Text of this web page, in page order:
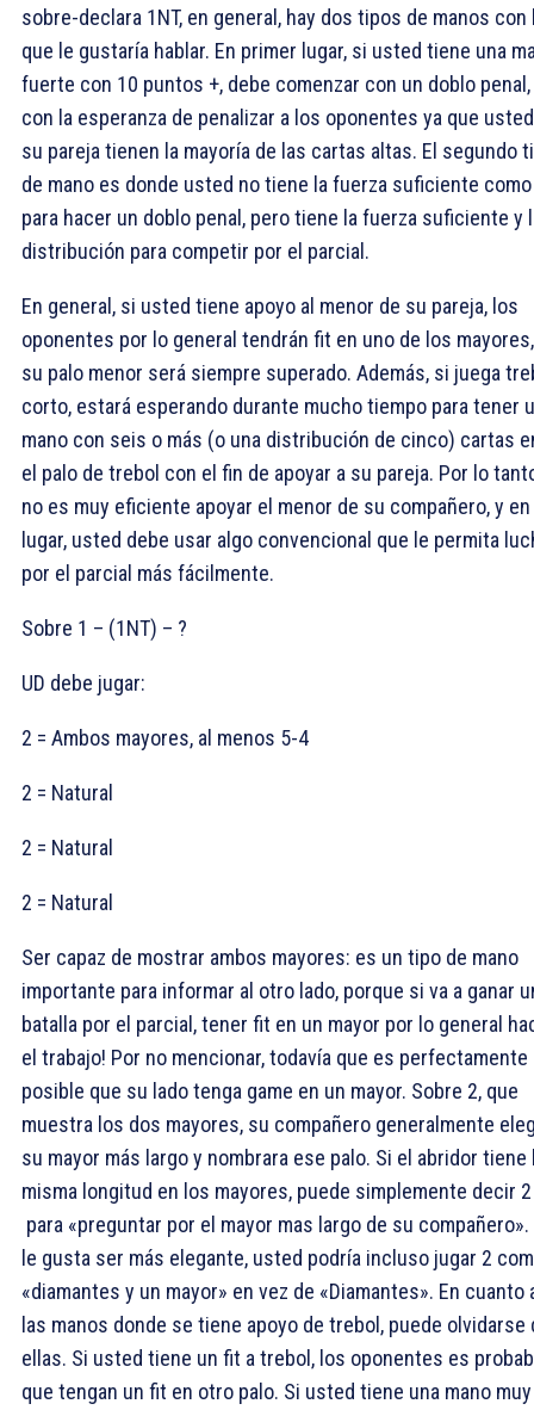
sobre-declara 1NT, en general, hay dos tipos de manos con
que le gustaría hablar. En primer lugar, si usted tiene una
fuerte con 10 puntos +, debe comenzar con un doblo penal,
con la esperanza de penalizar a los oponentes ya que
su pareja tienen la mayoría de las cartas altas. El segundo
de mano es donde usted no tiene la fuerza suficiente como
para hacer un doblo penal, pero tiene la fuerza suficiente y
distribución para competir por el parcial.
En general, si usted tiene apoyo al menor de su pareja, los
oponentes por lo general tendrán fit en uno de los
su palo menor será siempre superado. Además, si juega
corto, estará esperando durante mucho tiempo para tener
mano con seis o más (o una distribución de cinco) cartas
el palo de trebol con el fin de apoyar a su pareja. Por lo
no es muy eficiente apoyar el menor de su compañero, y
lugar, usted debe usar algo convencional que le permita
por el parcial más fácilmente.
Sobre 1 – (1NT) – ?
UD debe jugar:
2 = Ambos mayores, al menos 5-4
2 = Natural
2 = Natural
2 = Natural
Ser capaz de mostrar ambos mayores: es un tipo de mano
importante para informar al otro lado, porque si va a ganar
batalla por el parcial, tener fit en un mayor por lo general
el trabajo! Por no mencionar, todavía que es perfectamente
posible que su lado tenga game en un mayor. Sobre 2, que
muestra los dos mayores, su compañero generalmente
su mayor más largo y nombrara ese palo. Si el abridor tiene
misma longitud en los mayores, puede simplemente decir 2
para «preguntar por el mayor mas largo de su compañero».
le gusta ser más elegante, usted podría incluso jugar 2
«diamantes y un mayor» en vez de «Diamantes». En cuanto
las manos donde se tiene apoyo de trebol, puede olvidarse
ellas. Si usted tiene un fit a trebol, los oponentes es
que tengan un fit en otro palo. Si usted tiene una mano muy